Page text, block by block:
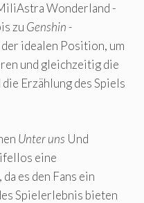
Wonderland -
zu Genshin -
idealen Position, um
und gleichzeitig die
Erzählung des Spiels
Unter uns Und
eine
es den Fans ein
Spielerlebnis bieten